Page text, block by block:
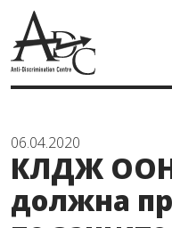
06.04.2020
КЛДЖ
должна